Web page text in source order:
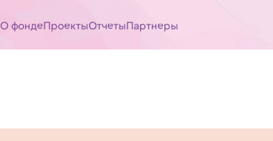
О фондеПроектыОтчетыПартнеры